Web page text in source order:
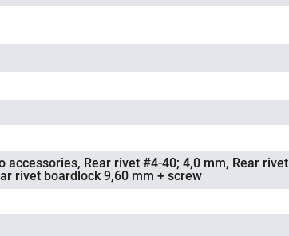
accessories, Rear rivet #4-40; 4,0 mm, Rear rivet
rivet boardlock 9,60 mm + screw